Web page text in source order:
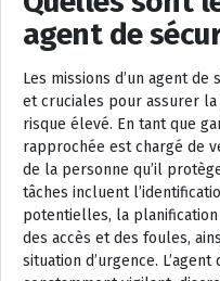
agent de
Les missions d’un agent
et cruciales pour assurer
risque élevé. En tant que
rapprochée est chargé de
de la personne qu’il
tâches incluent
potentielles, la
des accès et des foules,
situation d’urgence.